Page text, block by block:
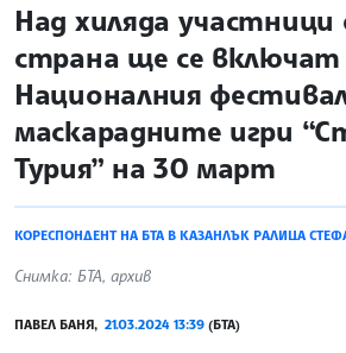
site.bta
Над хиляда
страна ще се включат
Националния
маскарадните игри
Турия” на 30 март
КОРЕСПОНДЕНТ НА БТА В КАЗАНЛЪК РАЛИЦА
Снимка: БТА, архив
ПАВЕЛ БАНЯ, 21.03.2024 13:39 (БТА)